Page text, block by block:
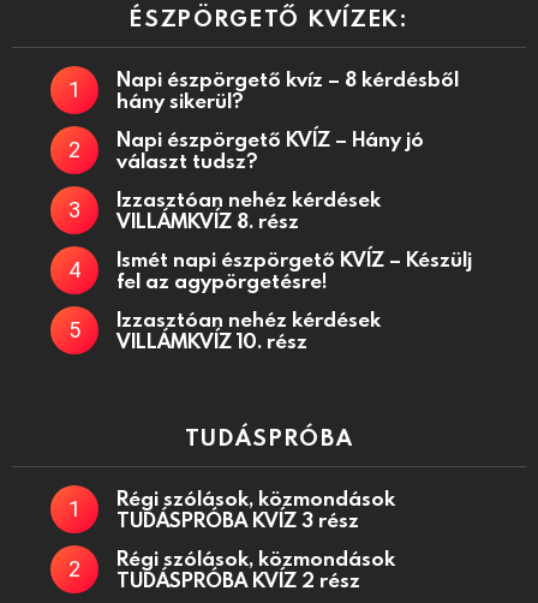
ÉSZPÖRGETŐ KVÍZEK:
Napi észpörgető kvíz – 8 kérdésből
hány sikerül?
Napi észpörgető KVÍZ – Hány jó
választ tudsz?
Izzasztóan nehéz kérdések
VILLÁMKVÍZ 8. rész
Ismét napi észpörgető KVÍZ – Készülj
fel az agypörgetésre!
Izzasztóan nehéz kérdések
VILLÁMKVÍZ 10. rész
TUDÁSPRÓBA
Régi szólások, közmondások
TUDÁSPRÓBA KVÍZ 3 rész
Régi szólások, közmondások
TUDÁSPRÓBA KVÍZ 2 rész